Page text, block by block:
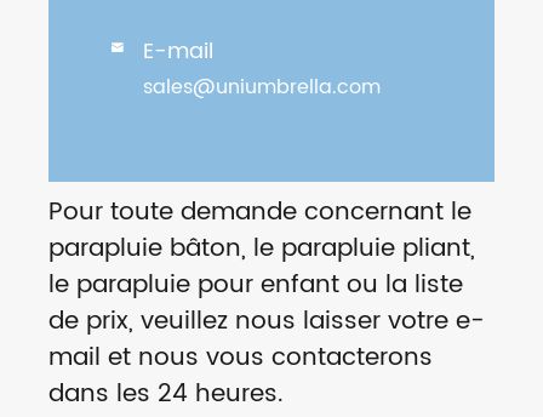
 E-mail
sales@uniumbrella.com
Pour toute demande concernant le
parapluie bâton, le parapluie pliant,
le parapluie pour enfant ou la liste
de prix, veuillez nous laisser votre e-
mail et nous vous contacterons
dans les 24 heures.